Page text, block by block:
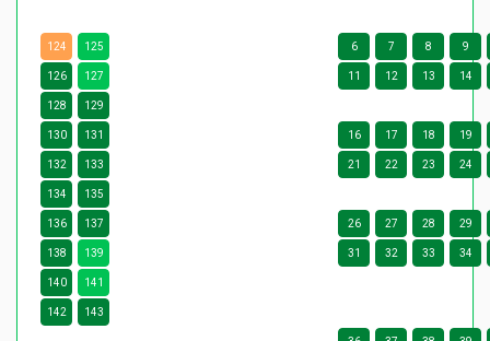
124 125 6 7 8 9
126 127 11 12 13 14
128 129
130 131 16 17 18 19
132 133 21 22 23 24
134 135
136 137 26 27 28 29
138 139 31 32 33 34
140 141
142 143